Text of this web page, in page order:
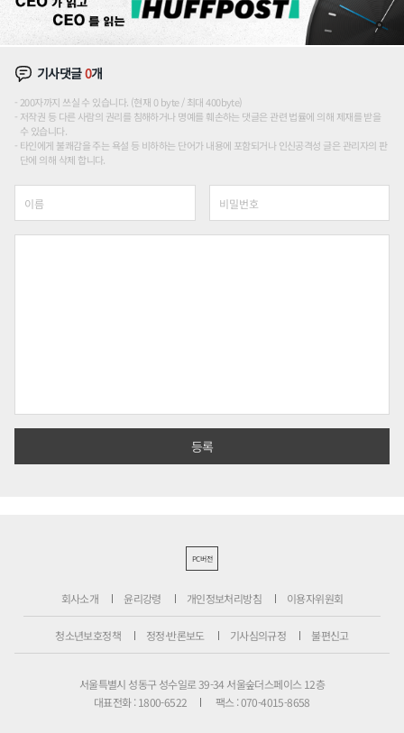
기사댓글0개
200자까지 쓰실 수 있습니다. (현재 0 byte / 최대 400byte)
저작권 등 다른 사람의 권리를 침해하거나 명예를 훼손하는 댓글은 관련 법률에 의해 제재를 받을
수 있습니다.
타인에게 불쾌감을 주는 욕설 등 비하하는 단어가 내용에 포함되거나 인신공격성 글은 관리자의 판
단에 의해 삭제 합니다.
PC버전
회사소개 윤리강령 개인정보처리방침 이용자위원회
청소년보호정책 정정·반론보도 기사심의규정 불편신고
서울특별시 성동구 성수일로 39-34 서울숲더스페이스 12층
대표전화 : 1800-6522
팩스 : 070-4015-8658